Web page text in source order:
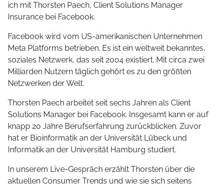
ich mit Thorsten Paech, Client Solutions Manager
Insurance bei Facebook.
Facebook wird vom US-amerikanischen Unternehmen
Meta Platforms betrieben. Es ist ein weltweit bekanntes,
soziales Netzwerk, das seit 2004 existiert. Mit circa zwei
Milliarden Nutzern täglich gehört es zu den größten
Netzwerken der Welt.
Thorsten Paech arbeitet seit sechs Jahren als Client
Solutions Manager bei Facebook. Insgesamt kann er auf
knapp 20 Jahre Berufserfahrung zurückblicken. Zuvor
hat er Bioinformatik an der Universität Lübeck und
Informatik an der Universität Hamburg studiert.
In unserem Live-Gespräch erzählt Thorsten über die
aktuellen Consumer Trends und wie sie sich seitens